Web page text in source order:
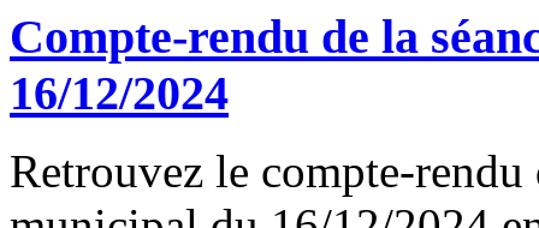
Compte-rendu de la
16/12/2024
Retrouvez le compte-rendu